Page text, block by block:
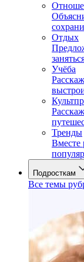
Отдых
Учёба
Тренды
Вместе
Подросткам
Все темы